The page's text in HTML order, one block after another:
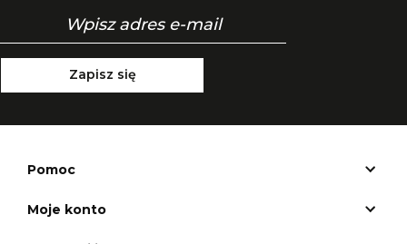
Zapisz się
Pomoc
Moje konto